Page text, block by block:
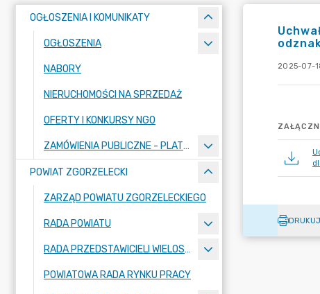
OGŁOSZENIA I KOMUNIKATY
OGŁOSZENIA
NABORY
NIERUCHOMOŚCI NA SPRZEDAŻ
OFERTY I KONKURSY NGO
ZAMÓWIENIA PUBLICZNE - PLATFORMA ZAKUPOWA
POWIAT ZGORZELECKI
ZARZĄD POWIATU ZGORZELECKIEGO
RADA POWIATU
RADA PRZEDSTAWICIELI WIELOSPECJALISTYCZNEGO ZESPOŁU OPIEKI ZDROWOTNEJ "BOLESŁAWIEC-ZGORZELEC" SAMODZIELNEGO PUBLICZNEGO ZAKŁADU OPIEKI ZDROWOTNEJ
POWIATOWA RADA RYNKU PRACY
2025-07-
DRUKUJ